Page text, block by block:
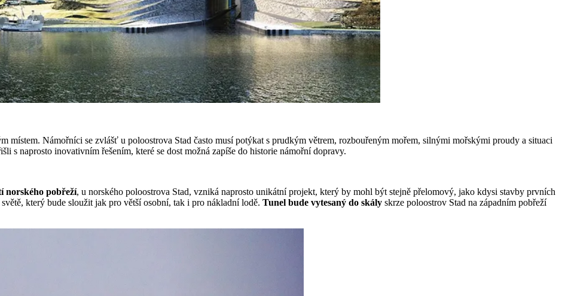
místem. Námořníci se zvlášť u poloostrova Stad často musí potýkat s prudkým větrem, rozbouřeným mořem, silnými mořskými proudy a situaci
s naprosto inovativním řešením, které se dost možná zapíše do historie námořní dopravy.
norského pobřeží, u norského poloostrova Stad, vzniká naprosto unikátní projekt, který by mohl být stejně přelomový, jako kdysi stavby prvních
který bude sloužit jak pro větší osobní, tak i pro nákladní lodě. Tunel bude vytesaný do skály skrze poloostrov Stad na západním pobřeží